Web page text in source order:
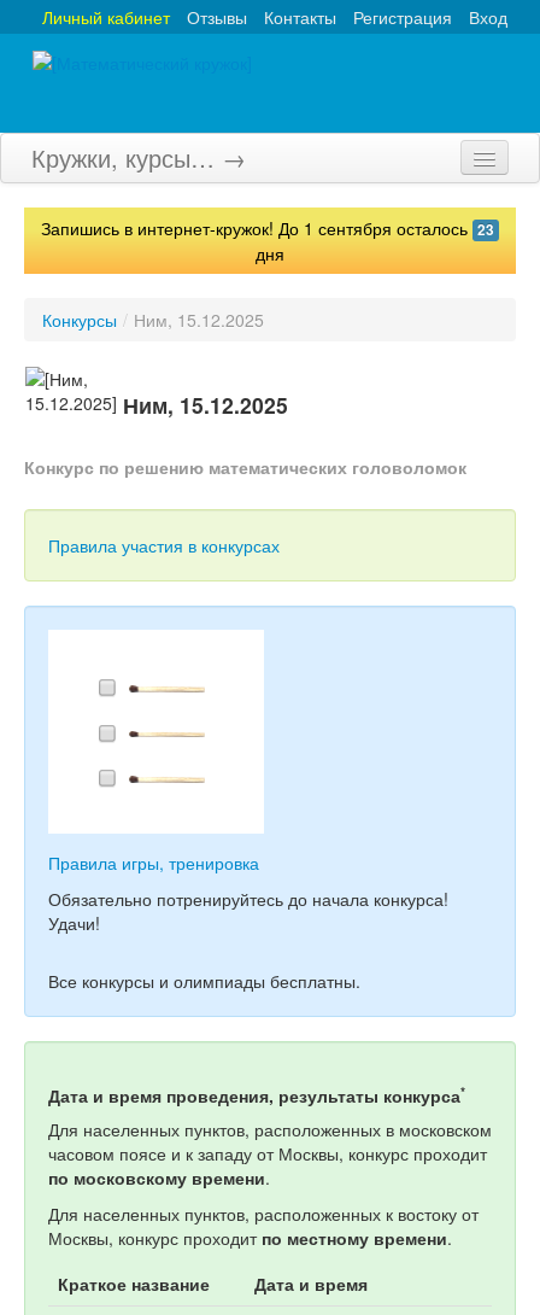
Вход
Регистрация
Контакты
Отзывы
Личный кабинет
Кружки, курсы… →
Главная
Турниры
Тесты
Учитель
Запишись в интернет-кружок! До 1 сентября осталось 23
дня
Конкурсы / Ним, 15.12.2025
Ним, 15.12.2025
Конкурс по решению математических головоломок
Правила участия в конкурсах
Правила игры, тренировка
Обязательно потренируйтесь до начала конкурса!
Удачи!
Все конкурсы и олимпиады бесплатны.
Дата и время проведения, результаты конкурса*
Для населенных пунктов, расположенных в московском
часовом поясе и к западу от Москвы, конкурс проходит
по московскому времени.
Для населенных пунктов, расположенных к востоку от
Москвы, конкурс проходит по местному времени.
Краткое название
Дата и время